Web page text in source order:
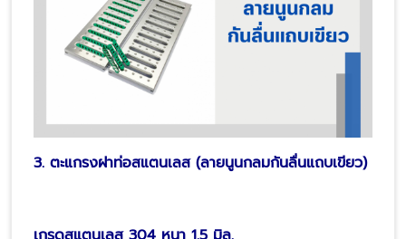
3. ตะแกรงฝาท่อสแตนเลส (ลายนูนกลมกันลื่นแถบเขียว)